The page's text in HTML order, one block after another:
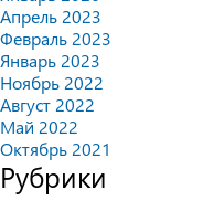
Апрель 2023
Февраль 2023
Январь 2023
Ноябрь 2022
Август 2022
Май 2022
Октябрь 2021
Рубрики